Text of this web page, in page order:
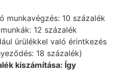
munkavégzés: 10 százalék
12 százalék
ürülékkel való érintkezés
18 százalék)
kiszámítása: Így